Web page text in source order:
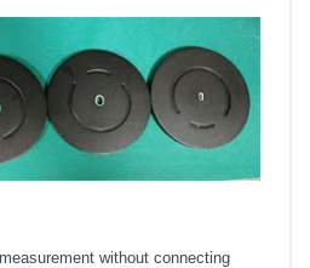
without connecting